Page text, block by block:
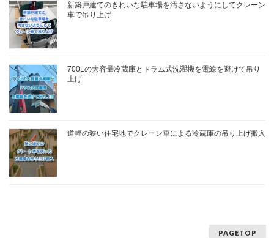
新築戸建てのきれいな駐車場を汚さないようにしてクレーン
車で吊り上げ
700Lの大容量冷蔵庫とドラム式洗濯機を電線を避けて吊り
上げ
道幅の狭い住宅地でクレーン車による冷蔵庫の吊り上げ搬入
PAGETOP